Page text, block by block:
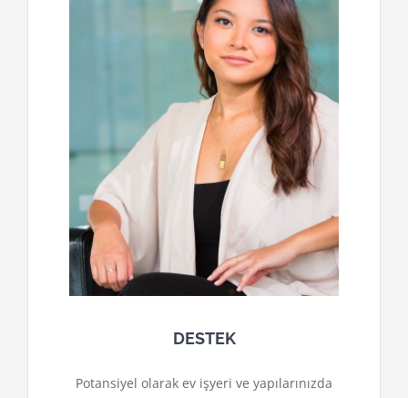
DESTEK
Potansiyel olarak ev işyeri ve yapılarınızda